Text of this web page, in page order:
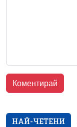
НАЙ-ЧЕТЕНИ